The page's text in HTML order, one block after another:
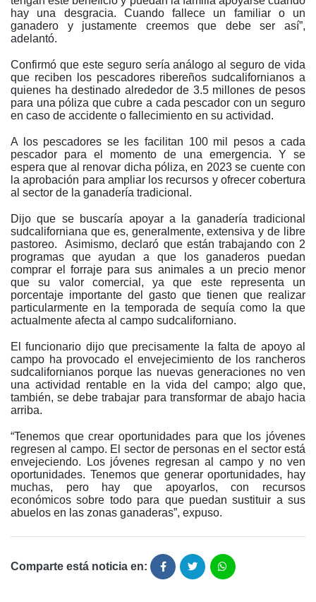
hay una desgracia. Cuando fallece un familiar o un
ganadero y justamente creemos que debe ser así”,
adelantó.
Confirmó que este seguro sería análogo al seguro de vida
que reciben los pescadores ribereños sudcalifornianos a
quienes ha destinado alrededor de 3.5 millones de pesos
para una póliza que cubre a cada pescador con un seguro
en caso de accidente o fallecimiento en su actividad.
A los pescadores se les facilitan 100 mil pesos a cada
pescador para el momento de una emergencia. Y se
espera que al renovar dicha póliza, en 2023 se cuente con
la aprobación para ampliar los recursos y ofrecer cobertura
al sector de la ganadería tradicional.
Dijo que se buscaría apoyar a la ganadería tradicional
sudcaliforniana que es, generalmente, extensiva y de libre
pastoreo. Asimismo, declaró que están trabajando con 2
programas que ayudan a que los ganaderos puedan
comprar el forraje para sus animales a un precio menor
que su valor comercial, ya que este representa un
porcentaje importante del gasto que tienen que realizar
particularmente en la temporada de sequía como la que
actualmente afecta al campo sudcaliforniano.
El funcionario dijo que precisamente la falta de apoyo al
campo ha provocado el envejecimiento de los rancheros
sudcalifornianos porque las nuevas generaciones no ven
una actividad rentable en la vida del campo; algo que,
también, se debe trabajar para transformar de abajo hacia
arriba.
“Tenemos que crear oportunidades para que los jóvenes
regresen al campo. El sector de personas en el sector está
envejeciendo. Los jóvenes regresan al campo y no ven
oportunidades. Tenemos que generar oportunidades, hay
muchas, pero hay que apoyarlos, con recursos
económicos sobre todo para que puedan sustituir a sus
abuelos en las zonas ganaderas”, expuso.
Comparte está noticia en: